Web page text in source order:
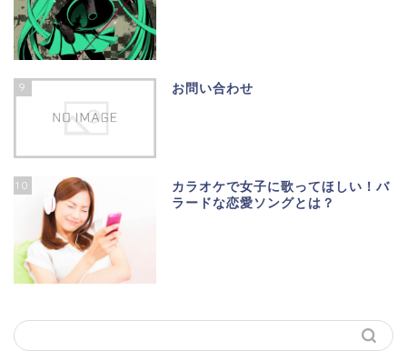
9 お問い合わせ
10
カラオケで女子に歌ってほしい！バ
ラードな恋愛ソングとは？